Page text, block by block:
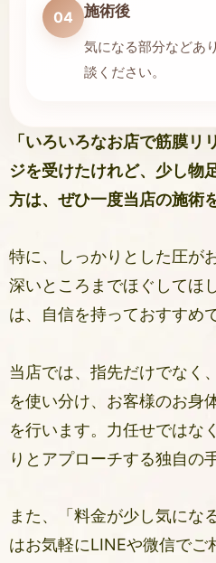
04 施術後
気になる部分などあ
談ください。
「いろいろなお店で筋膜リ
ジを受けたけれど、少し物
方は、ぜひ一度当店の施術
特に、しっかりとした圧が
深いところまでほぐしてほ
は、自信を持っておすすめ
当店では、指先だけでなく
を使い分け、お客様のお身
を行います。力任せではな
りとアプローチする独自の
また、「料金が少し気にな
はお気軽にLINEや微信でご